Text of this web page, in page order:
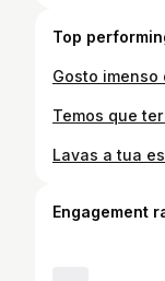
Top
Engagement